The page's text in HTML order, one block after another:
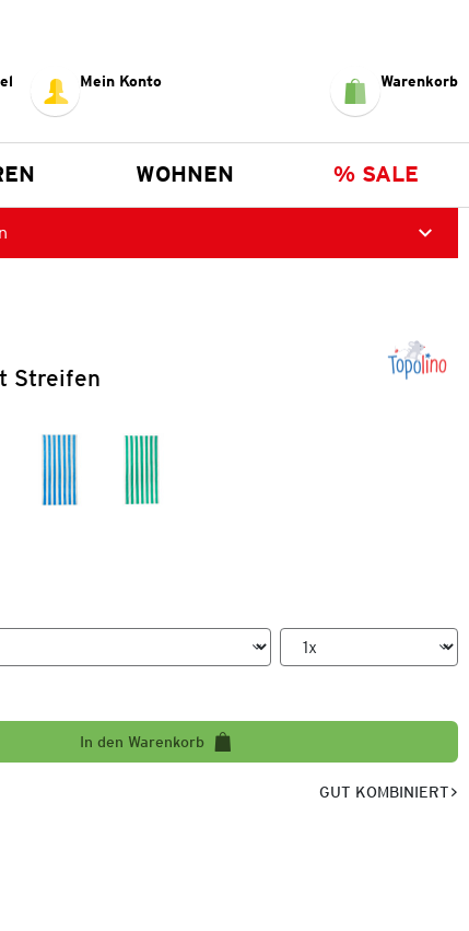
Mein Konto Warenkorb
WOHNEN % SALE
Streifen
In den Warenkorb
GUT KOMBINIERT